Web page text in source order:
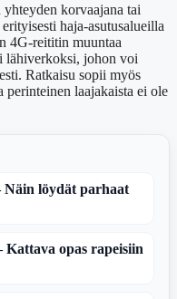
korvaajana tai
haja-asutusalueilla
4G-reititin muuntaa
lähiverkoksi, johon voi
Ratkaisu sopii myös
perinteinen laajakaista ei ole
Näin löydät parhaat
opas rapeisiin